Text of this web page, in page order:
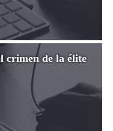
crimen de la élite